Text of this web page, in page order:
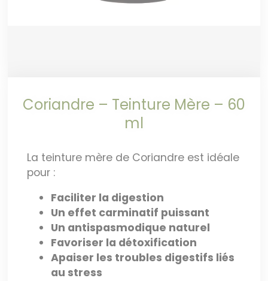
Coriandre – Teinture Mère – 60
ml
La teinture mère de Coriandre est idéale
pour :
Faciliter la digestion
Un effet carminatif puissant
Un antispasmodique naturel
Favoriser la détoxification
Apaiser les troubles digestifs liés
au stress